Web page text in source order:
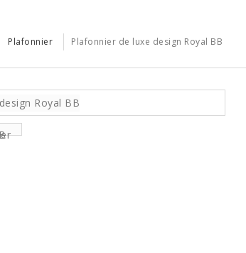
Plafonnier Plafonnier de luxe design Royal BB